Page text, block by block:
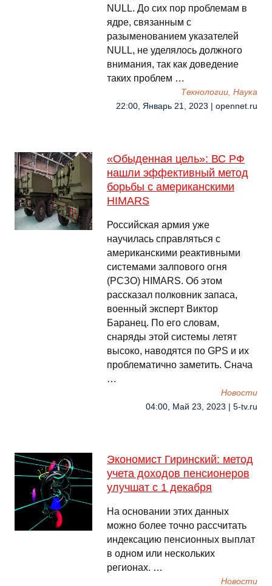
NULL. До сих пор проблемам в
ядре, связанным с
разыменованием указателей
NULL, не уделялось должного
внимания, так как доведение
таких проблем …
Технологии, Наука
22:00, Январь 21, 2023 | opennet.ru
«Обыденная цель»: ВС РФ
нашли эффективный метод
борьбы с американскими
HIMARS
Российская армия уже
научилась справляться с
американскими реактивными
системами залпового огня
(РСЗО) HIMARS. Об этом
рассказал полковник запаса,
военный эксперт Виктор
Баранец. По его словам,
снаряды этой системы летят
высоко, наводятся по GPS и их
проблематично заметить. Снача
…
Новости
04:00, Май 23, 2023 | 5-tv.ru
Экономист Гиринский: метод
учета доходов пенсионеров
улучшат с 1 декабря
На основании этих данных
можно более точно рассчитать
индексацию пенсионных выплат
в одном или нескольких
регионах. …
Новости